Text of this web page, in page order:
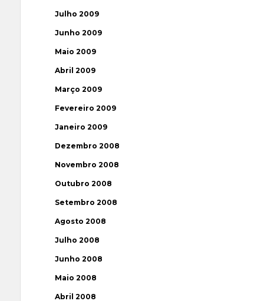
Julho 2009
Junho 2009
Maio 2009
Abril 2009
Março 2009
Fevereiro 2009
Janeiro 2009
Dezembro 2008
Novembro 2008
Outubro 2008
Setembro 2008
Agosto 2008
Julho 2008
Junho 2008
Maio 2008
Abril 2008